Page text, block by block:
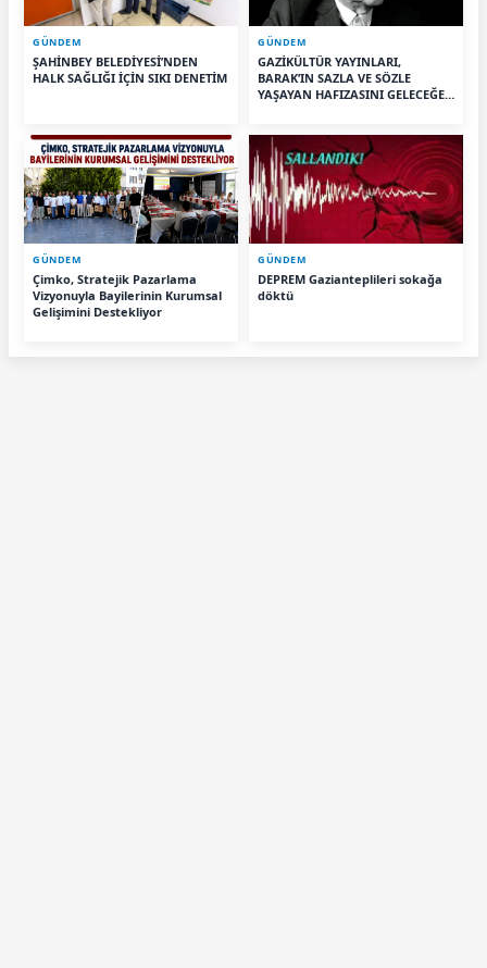
GÜNDEM
ŞAHİNBEY BELEDİYESİ’NDEN
HALK SAĞLIĞI İÇİN SIKI DENETİM
GÜNDEM
GAZİKÜLTÜR YAYINLARI,
BARAK’IN SAZLA VE SÖZLE
YAŞAYAN HAFIZASINI GELECEĞE
GÜNDEM
Çimko, Stratejik Pazarlama
Vizyonuyla Bayilerinin Kurumsal
Gelişimini Destekliyor
GÜNDEM
DEPREM Gazianteplileri sokağa
döktü